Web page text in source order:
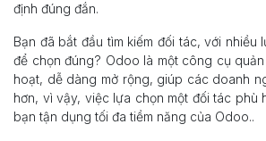
định đúng đắn.
Bạn đã bắt đầu tìm kiếm đối tác, với nhiều
để chọn đúng? Odoo là một công cụ
hoạt, dễ dàng mở rộng, giúp các doanh
hơn, vì vậy, việc lựa chọn một đối tác phù
bạn tận dụng tối đa tiềm năng của Odoo..